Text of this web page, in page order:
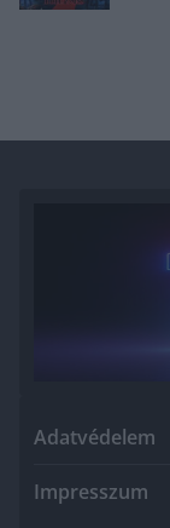
Adatvédelem
Impresszum